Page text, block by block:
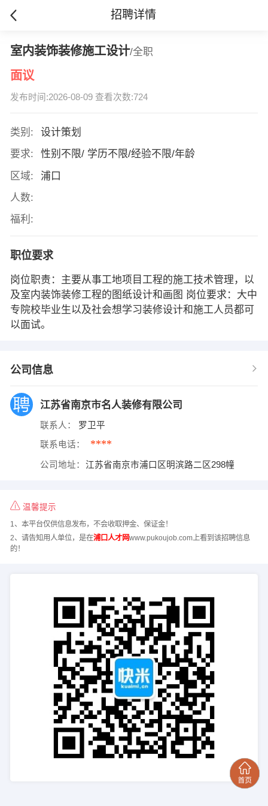
招聘详情
室内装饰装修施工设计/全职
面议
发布时间:2026-08-09 查看次数:724
类别:
设计策划
要求:
性别不限/ 学历不限/经验不限/年龄
区域:
浦口
人数:
福利:
职位要求
岗位职责：主要从事工地项目工程的施工技术管理，以
及室内装饰装修工程的图纸设计和画图 岗位要求：大中
专院校毕业生以及社会想学习装修设计和施工人员都可
以面试。
公司信息
江苏省南京市名人装修有限公司
联系人： 罗卫平
联系电话： ****
公司地址： 江苏省南京市浦口区明滨路二区298幢
温馨提示
1、本平台仅供信息发布，不会收取押金、保证金！
2、请告知用人单位，是在浦口人才网www.pukoujob.com上看到该招聘信息
的！